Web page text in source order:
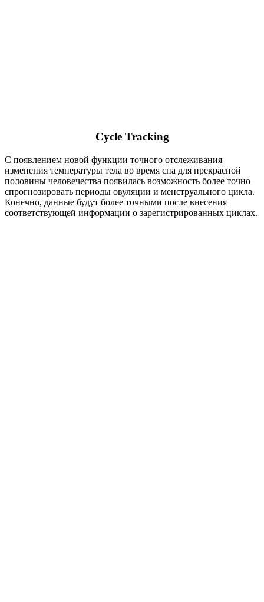
Cycle Tracking
С появлением новой функции точного отслеживания
изменения температуры тела во время сна для прекрасной
половины человечества появилась возможность более точно
спрогнозировать периоды овуляции и менструального цикла.
Конечно, данные будут более точными после внесения
соответствующей информации о зарегистрированных циклах.